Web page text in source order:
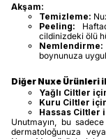
Akşam:
Temizleme:
Peeling:
cildinizdeki ölü
Nemlendirme:
boynunuza
Diğer Nuxe Ürünleri
Yağlı Ciltler
Kuru Ciltler
Hassas Ciltler
Unutmayın, bu
dermatoloğunuza